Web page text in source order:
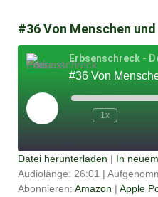
#36 Von Menschen und
Erbsenschreck -
#36 Von
Play
Episode
1x
Amazon
TEILEN
Datei herunterladen | In
Audiolänge: 26:01 |
Abonnieren: Amazon | Apple